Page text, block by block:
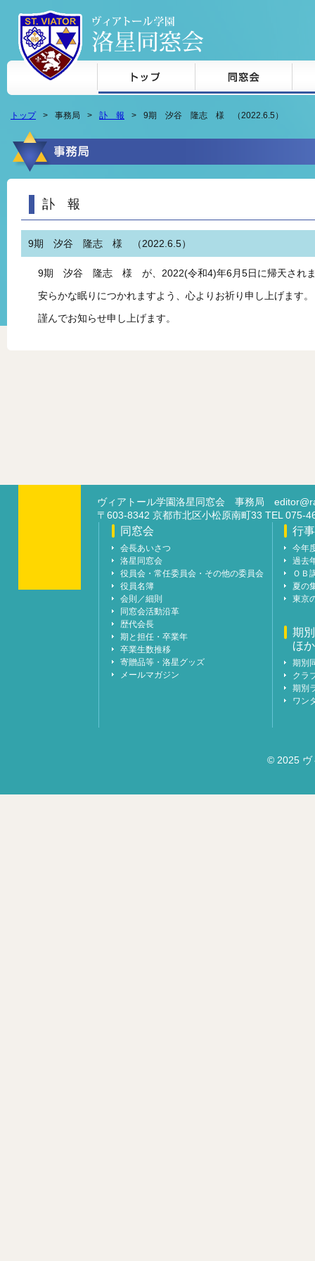
本文へジャンプ
トップ 事務局 訃 報 9期 汐谷 隆志 様 （2022.6.5）
訃 報
9期 汐谷 隆志 様 （2022.6.5）
9期 汐谷 隆志 様 が、2022(令和4)年6月5日に帰天され
安らかな眠りにつかれますよう、心よりお祈り申し上げます。
謹んでお知らせ申し上げます。
ヴィアトール学園洛星同窓会 事務局
〒603-8342 京都市北区小松原南町33 TEL 075-
同窓会
会長あいさつ
洛星同窓会
役員会・常任委員会・その他の委員会
役員名簿
会則／細則
同窓会活動沿革
歴代会長
期と担任・卒業年
卒業生数推移
寄贈品等・洛星グッズ
メールマガジン
行事
今年
過去
ＯＢ
夏の
東京
期
ほか
期別
クラ
期別
ワン
© 2025 ヴ